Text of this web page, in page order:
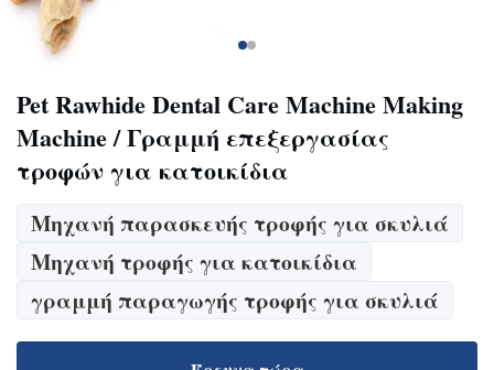
Pet Rawhide Dental Care Machine Making
Machine / Γραμμή επεξεργασίας
τροφών για κατοικίδια
Μηχανή παρασκευής τροφής για σκυλιά
Μηχανή τροφής για κατοικίδια
γραμμή παραγωγής τροφής για σκυλιά